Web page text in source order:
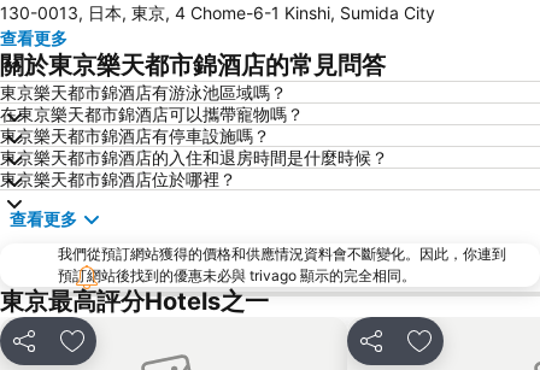
錦系釘站
橫濱車站
東京迪士尼
新橋站
日本橋站
Shibuya
Haneda Airport International Terminal Station
淺草寺
赤坂站
東京巨蛋城
六本木車站
原宿站
羽田機場 東京國際機場
築地魚市場
御台場 (台場)
Kawasaki Station
東京迪士尼海洋
Nippori Station
Tachikawa Station
Gotanda Station
130-0013, 日本, 東京, 4 Chome-6-1 Kinshi, Sumida City
查看更多
關於東京樂天都市錦酒店的常見問答
東京樂天都市錦酒店有游泳池區域嗎？
在東京樂天都市錦酒店可以攜帶寵物嗎？
東京樂天都市錦酒店有停車設施嗎？
東京樂天都市錦酒店的入住和退房時間是什麼時候？
東京樂天都市錦酒店位於哪裡？
查看更多
我們從預訂網站獲得的價格和供應情況資料會不斷變化。因此，你連到
預訂網站後找到的優惠未必與 trivago 顯示的完全相同。
東京最高評分Hotels之一
分享 放到收藏夾 分享 放到收藏夾